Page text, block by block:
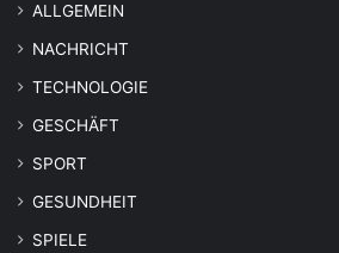
ALLGEMEIN
NACHRICHT
TECHNOLOGIE
GESCHÄFT
SPORT
GESUNDHEIT
SPIELE